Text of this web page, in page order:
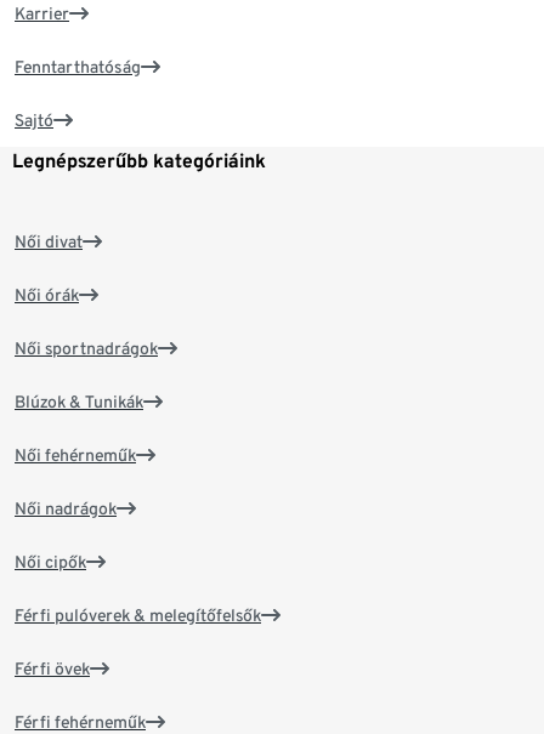
Karrier
Fenntarthatóság
Sajtó
Legnépszerűbb kategóriáink
Női divat
Női órák
Női sportnadrágok
Blúzok & Tunikák
Női fehérneműk
Női nadrágok
Női cipők
Férfi pulóverek & melegítőfelsők
Férfi övek
Férfi fehérneműk